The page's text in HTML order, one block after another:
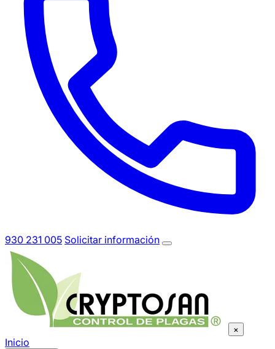
930 231 005 Solicitar información
×
Inicio